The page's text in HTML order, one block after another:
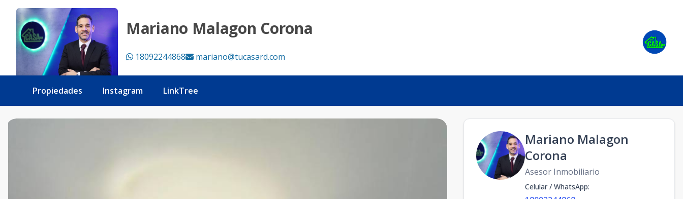
Mariano Malagon Corona
18092244868 mariano@tucasard.com
Propiedades Instagram LinkTree
Mariano Malagon
Corona
Asesor Inmobiliario
Celular / WhatsApp:
Vendo apartamento en corales del sur - Tu Casa RD